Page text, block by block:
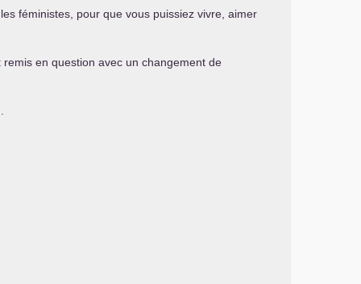
féministes, pour que vous puissiez vivre, aimer
en question avec un changement de